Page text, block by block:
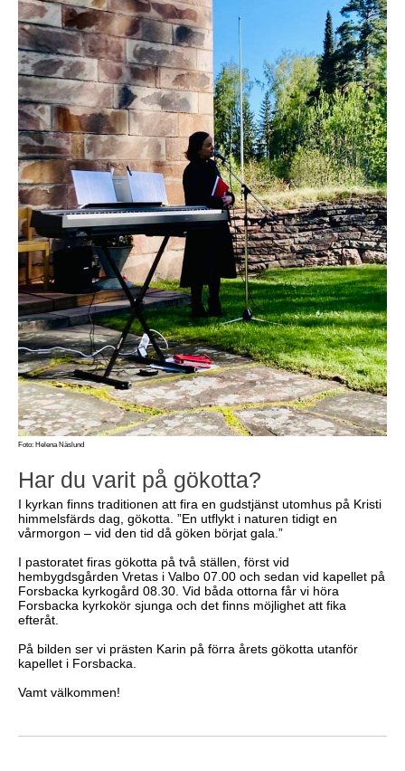
Foto: Helena Näslund
Har du varit på gökotta?
I kyrkan finns traditionen att fira en gudstjänst utomhus på Kristi
himmelsfärds dag, gökotta. ”En utflykt i naturen tidigt en
vårmorgon – vid den tid då göken börjat gala.”
I pastoratet firas gökotta på två ställen, först vid
hembygdsgården Vretas i Valbo 07.00 och sedan vid kapellet på
Forsbacka kyrkogård 08.30. Vid båda ottorna får vi höra
Forsbacka kyrkokör sjunga och det finns möjlighet att fika
efteråt.
På bilden ser vi prästen Karin på förra årets gökotta utanför
kapellet i Forsbacka.
Vamt välkommen!